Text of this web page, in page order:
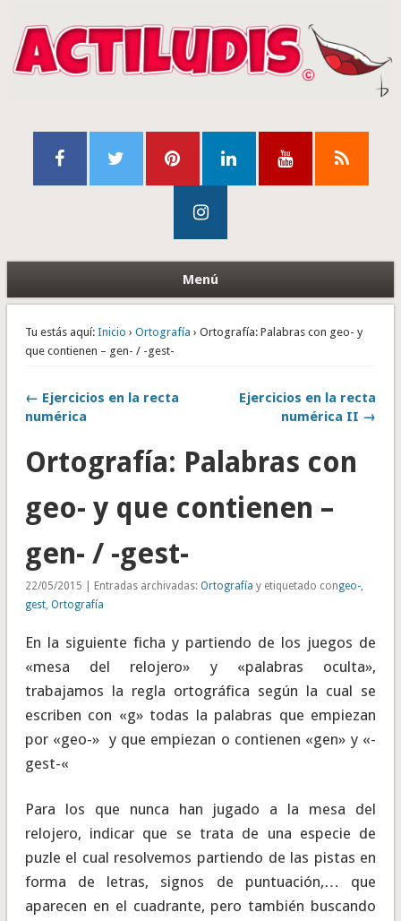
Menú
Tu estás aquí: Inicio › Ortografía › Ortografía: Palabras con geo- y
que contienen – gen- / -gest-
← Ejercicios en la recta
numérica
Ejercicios en la recta
numérica II →
Ortografía: Palabras con
geo- y que contienen –
gen- / -gest-
22/05/2015 | Entradas archivadas: Ortografía y etiquetado congeo-,
gest, Ortografía
En la siguiente ficha y partiendo de los juegos de
«mesa del relojero» y «palabras oculta»,
trabajamos la regla ortográfica según la cual se
escriben con «g» todas la palabras que empiezan
por «geo-» y que empiezan o contienen «gen» y «-
gest-«
Para los que nunca han jugado a la mesa del
relojero, indicar que se trata de una especie de
puzle el cual resolvemos partiendo de las pistas en
forma de letras, signos de puntuación,… que
aparecen en el cuadrante, pero también buscando